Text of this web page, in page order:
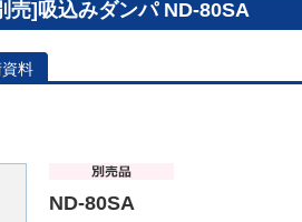
売]吸込みダンパ ND-80SA
料
ND-80SA